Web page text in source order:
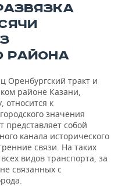
РАЙОНА
Оренбургский тракт и
районе Казани,
относится к
значения
представляет собой
канала исторического
связи. На таких
видов транспорта, за
связанных с